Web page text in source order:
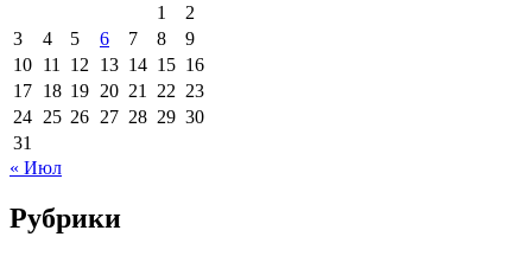
1
2
3
4 5 6 7 8
9
10 11 12 13 14 15 16
17 18 19 20 21 22 23
24 25 26 27 28 29 30
31
« Июл
Рубрики